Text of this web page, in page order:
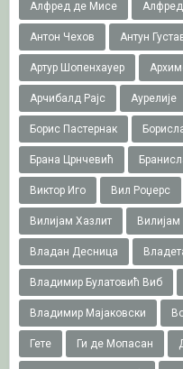
Алфред де Мисе
Антон Чехов Антун
Артур Шопенхауер
Арчибалд Рајс Аурелије
Борис Пастернак
Брана Црнчевић
Виктор Иго Вил Роџерс
Вилијам Хазлит
Владан Десница
Владимир Булатовић Виб
Владимир Мајаковски
Гете Ги де Мопасан